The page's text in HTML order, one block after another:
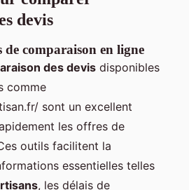
devis
comparaison en ligne
des devis disponibles
comme
sont un excellent
les offres de
outils facilitent la
essentielles telles
, les délais de